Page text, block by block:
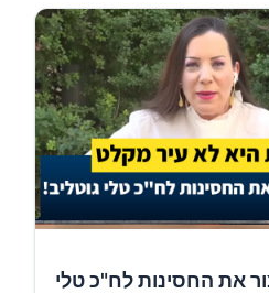
את החסינות לח"כ טלי